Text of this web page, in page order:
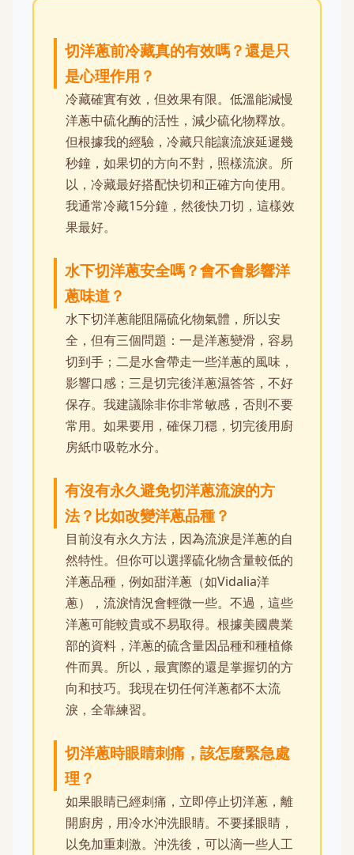
切洋蔥前冷藏真的有效嗎？還是只
是心理作用？
冷藏確實有效，但效果有限。低溫能減慢
洋蔥中硫化酶的活性，減少硫化物釋放。
但根據我的經驗，冷藏只能讓流淚延遲幾
秒鐘，如果切的方向不對，照樣流淚。所
以，冷藏最好搭配快切和正確方向使用。
我通常冷藏15分鐘，然後快刀切，這樣效
果最好。
水下切洋蔥安全嗎？會不會影響洋
蔥味道？
水下切洋蔥能阻隔硫化物氣體，所以安
全，但有三個問題：一是洋蔥變滑，容易
切到手；二是水會帶走一些洋蔥的風味，
影響口感；三是切完後洋蔥濕答答，不好
保存。我建議除非你非常敏感，否則不要
常用。如果要用，確保刀穩，切完後用廚
房紙巾吸乾水分。
有沒有永久避免切洋蔥流淚的方
法？比如改變洋蔥品種？
目前沒有永久方法，因為流淚是洋蔥的自
然特性。但你可以選擇硫化物含量較低的
洋蔥品種，例如甜洋蔥（如Vidalia洋
蔥），流淚情況會輕微一些。不過，這些
洋蔥可能較貴或不易取得。根據美國農業
部的資料，洋蔥的硫含量因品種和種植條
件而異。所以，最實際的還是掌握切的方
向和技巧。我現在切任何洋蔥都不太流
淚，全靠練習。
切洋蔥時眼睛刺痛，該怎麼緊急處
理？
如果眼睛已經刺痛，立即停止切洋蔥，離
開廚房，用冷水沖洗眼睛。不要揉眼睛，
以免加重刺激。沖洗後，可以滴一些人工